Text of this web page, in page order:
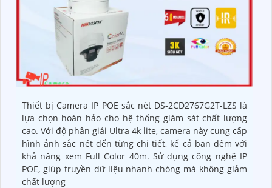
Thiết bị Camera IP POE sắc nét DS-2CD2767G2T-LZS là
lựa chọn hoàn hảo cho hệ thống giám sát chất lượng
cao. Với độ phân giải Ultra 4k lite, camera này cung cấp
hình ảnh sắc nét đến từng chi tiết, kể cả ban đêm với
khả năng xem Full Color 40m. Sử dụng công nghệ IP
POE, giúp truyền dữ liệu nhanh chóng mà không giảm
chất lượng